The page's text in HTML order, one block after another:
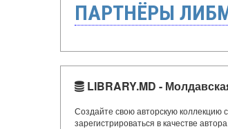
ПАРТНЁРЫ
LIBRARY.MD -
Создайте свою авторскую коллекцию
зарегистрироваться в качестве автора.